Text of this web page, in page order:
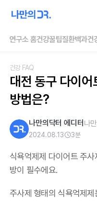
연구소 홈건강꿀팁질환백과건
건강 FAQ
대전 동구 다이
방법은?
나만의닥터 에디터 나
2024.08.13 3분
식욕억제제 다이어트 주
방이 필수에요.
주사제 형태의 식욕억제